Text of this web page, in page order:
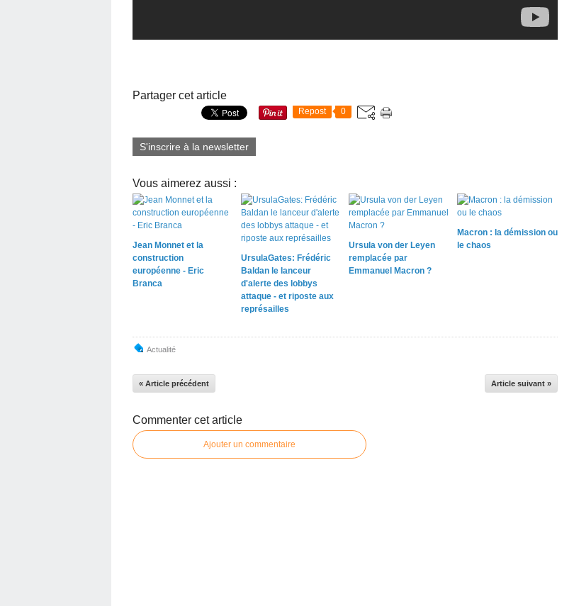
Partager cet article
Repost 0
S'inscrire à la newsletter
Vous aimerez aussi :
Jean Monnet et la
construction
européenne - Eric
Branca
UrsulaGates: Frédéric
Baldan le lanceur
d'alerte des lobbys
attaque - et riposte aux
représailles
Ursula von der Leyen
remplacée par
Emmanuel Macron ?
Macron : la démission ou
le chaos
Actualité
« Article précédent Article suivant »
Commenter cet article
Ajouter un commentaire